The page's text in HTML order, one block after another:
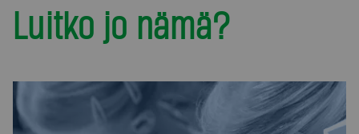
Luitko jo nämä?